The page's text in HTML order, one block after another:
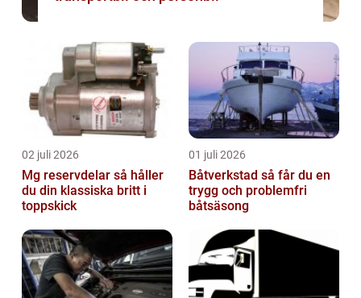
02 juli 2026
Mg reservdelar så håller
du din klassiska britt i
toppskick
01 juli 2026
Båtverkstad så får du en
trygg och problemfri
båtsäsong